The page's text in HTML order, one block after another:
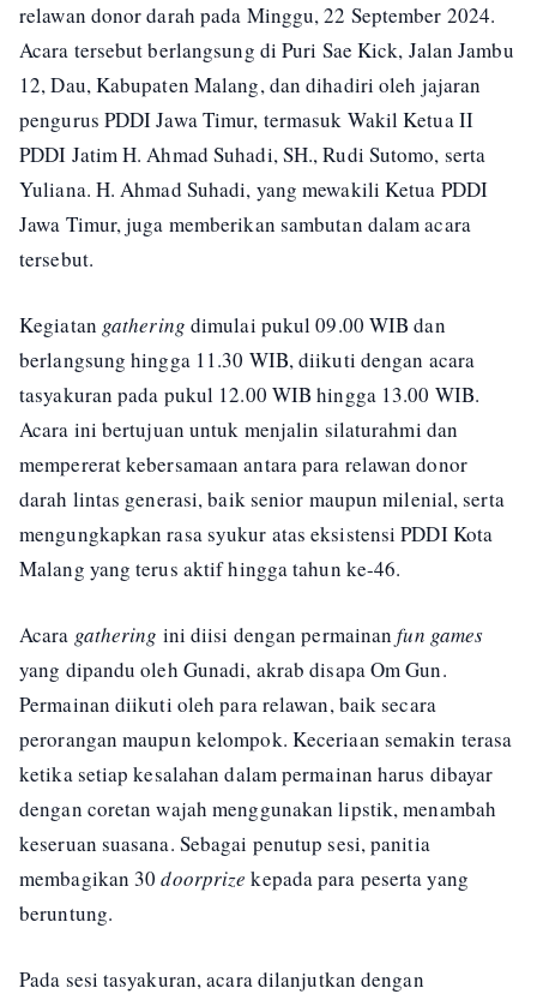
relawan donor darah pada Minggu, 22 September 2024.
Acara tersebut berlangsung di Puri Sae Kick, Jalan Jambu
12, Dau, Kabupaten Malang, dan dihadiri oleh jajaran
pengurus PDDI Jawa Timur, termasuk Wakil Ketua II
PDDI Jatim H. Ahmad Suhadi, SH., Rudi Sutomo, serta
Yuliana. H. Ahmad Suhadi, yang mewakili Ketua PDDI
Jawa Timur, juga memberikan sambutan dalam acara
tersebut.
Kegiatan gathering dimulai pukul 09.00 WIB dan
berlangsung hingga 11.30 WIB, diikuti dengan acara
tasyakuran pada pukul 12.00 WIB hingga 13.00 WIB.
Acara ini bertujuan untuk menjalin silaturahmi dan
mempererat kebersamaan antara para relawan donor
darah lintas generasi, baik senior maupun milenial, serta
mengungkapkan rasa syukur atas eksistensi PDDI Kota
Malang yang terus aktif hingga tahun ke-46.
Acara gathering ini diisi dengan permainanfun games
yang dipandu oleh Gunadi, akrab disapa Om Gun.
Permainan diikuti oleh para relawan, baik secara
perorangan maupun kelompok. Keceriaan semakin terasa
ketika setiap kesalahan dalam permainan harus dibayar
dengan coretan wajah menggunakan lipstik, menambah
keseruan suasana. Sebagai penutup sesi, panitia
membagikan 30doorprize kepada para peserta yang
beruntung.
Pada sesi tasyakuran, acara dilanjutkan dengan